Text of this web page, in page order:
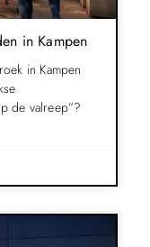
in Kampen
in Kampen
de valreep”?